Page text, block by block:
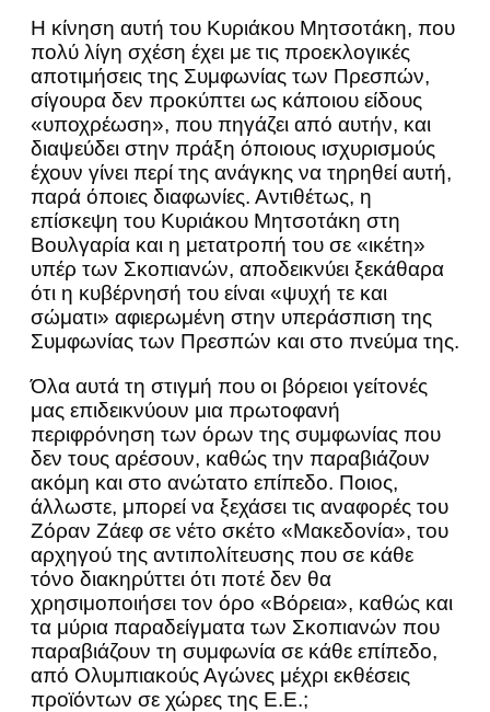
Η κίνηση αυτή του Κυριάκου Μητσοτάκη, που
πολύ λίγη σχέση έχει με τις προεκλογικές
αποτιμήσεις της Συμφωνίας των Πρεσπών,
σίγουρα δεν προκύπτει ως κάποιου είδους
«υποχρέωση», που πηγάζει από αυτήν, και
διαψεύδει στην πράξη όποιους ισχυρισμούς
έχουν γίνει περί της ανάγκης να τηρηθεί αυτή,
παρά όποιες διαφωνίες. Αντιθέτως, η
επίσκεψη του Κυριάκου Μητσοτάκη στη
Βουλγαρία και η μετατροπή του σε «ικέτη»
υπέρ των Σκοπιανών, αποδεικνύει ξεκάθαρα
ότι η κυβέρνησή του είναι «ψυχή τε και
σώματι» αφιερωμένη στην υπεράσπιση της
Συμφωνίας των Πρεσπών και στο πνεύμα της.
Όλα αυτά τη στιγμή που οι βόρειοι γείτονές
μας επιδεικνύουν μια πρωτοφανή
περιφρόνηση των όρων της συμφωνίας που
δεν τους αρέσουν, καθώς την παραβιάζουν
ακόμη και στο ανώτατο επίπεδο. Ποιος,
άλλωστε, μπορεί να ξεχάσει τις αναφορές του
Ζόραν Ζάεφ σε νέτο σκέτο «Μακεδονία», του
αρχηγού της αντιπολίτευσης που σε κάθε
τόνο διακηρύττει ότι ποτέ δεν θα
χρησιμοποιήσει τον όρο «Βόρεια», καθώς και
τα μύρια παραδείγματα των Σκοπιανών που
παραβιάζουν τη συμφωνία σε κάθε επίπεδο,
από Ολυμπιακούς Αγώνες μέχρι εκθέσεις
προϊόντων σε χώρες της Ε.Ε.;